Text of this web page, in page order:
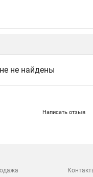
не найдены
Написать отзыв